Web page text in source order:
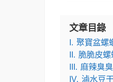
文章目錄
I. 聚寶盆螺
II. 脆脆皮螺
III. 麻辣臭
IV. 滷水豆